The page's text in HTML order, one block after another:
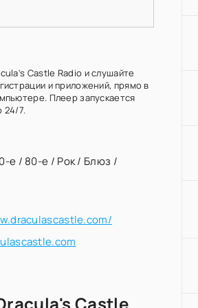
Castle Radio и слушайте
и приложений, прямо в
Плеер запускается
24/7.
е / 80-е / Рок/ Блюз /